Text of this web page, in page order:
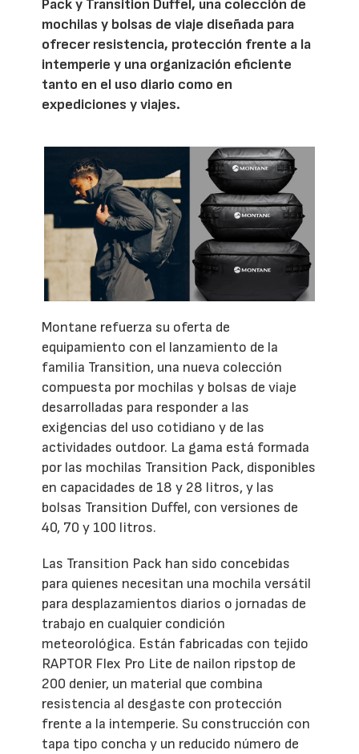
Pack y Transition Duffel, una colección de
mochilas y bolsas de viaje diseñada para
ofrecer resistencia, protección frente a la
intemperie y una organización eficiente
tanto en el uso diario como en
expediciones y viajes.
Montane refuerza su oferta de
equipamiento con el lanzamiento de la
familia Transition, una nueva colección
compuesta por mochilas y bolsas de viaje
desarrolladas para responder a las
exigencias del uso cotidiano y de las
actividades outdoor. La gama está formada
por las mochilas Transition Pack, disponibles
en capacidades de 18 y 28 litros, y las
bolsas Transition Duffel, con versiones de
40, 70 y 100 litros.
Las Transition Pack han sido concebidas
para quienes necesitan una mochila versátil
para desplazamientos diarios o jornadas de
trabajo en cualquier condición
meteorológica. Están fabricadas con tejido
RAPTOR Flex Pro Lite de nailon ripstop de
200 denier, un material que combina
resistencia al desgaste con protección
frente a la intemperie. Su construcción con
tapa tipo concha y un reducido número de